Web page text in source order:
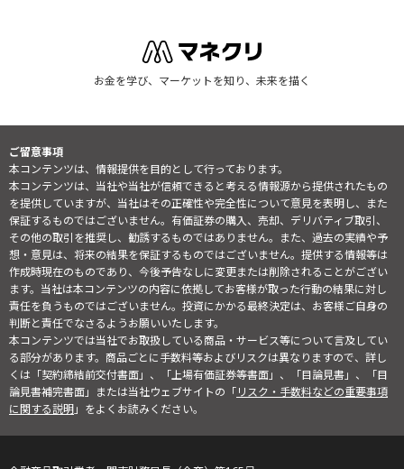
お金を学び、マーケットを知り、未来を描く
ご留意事項
本コンテンツは、情報提供を目的として行っております。
本コンテンツは、当社や当社が信頼できると考える情報源から提供されたもの
を提供していますが、当社はその正確性や完全性について意見を表明し、また
保証するものではございません。有価証券の購入、売却、デリバティブ取引、
その他の取引を推奨し、勧誘するものではありません。また、過去の実績や予
想・意見は、将来の結果を保証するものではございません。提供する情報等は
作成時現在のものであり、今後予告なしに変更または削除されることがござい
ます。当社は本コンテンツの内容に依拠してお客様が取った行動の結果に対し
責任を負うものではございません。投資にかかる最終決定は、お客様ご自身の
判断と責任でなさるようお願いいたします。
本コンテンツでは当社でお取扱している商品・サービス等について言及してい
る部分があります。商品ごとに手数料等およびリスクは異なりますので、詳し
くは「契約締結前交付書面」、「上場有価証券等書面」、「目論見書」、「目
論見書補完書面」または当社ウェブサイトの「リスク・手数料などの重要事項
に関する説明」をよくお読みください。